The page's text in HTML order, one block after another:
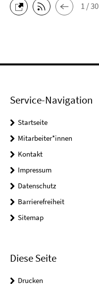
1 / 30
Service-Navigation
Startseite
Mitarbeiter*innen
Kontakt
Impressum
Datenschutz
Barrierefreiheit
Sitemap
Diese Seite
Drucken